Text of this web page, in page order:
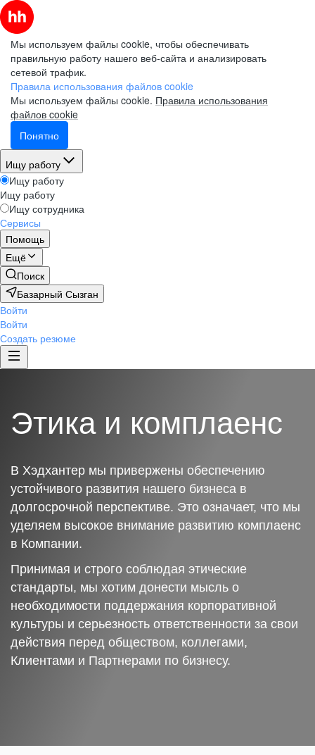
Мы используем файлы cookie, чтобы обеспечивать
правильную работу нашего веб-сайта и анализировать
сетевой трафик.
Правила использования файлов cookie
Мы используем файлы cookie. Правила использования
файлов cookie
Понятно
Ищу работу
Ищу работу
Ищу работу
Ищу сотрудника
Сервисы
Помощь
Ещё
Поиск
Базарный Сызган
Войти
Войти
Создать резюме
Этика и комплаенс
В Хэдхантер мы привержены обеспечению
устойчивого развития нашего бизнеса в
долгосрочной перспективе. Это означает, что мы
уделяем высокое внимание развитию комплаенс
в Компании.
Принимая и строго соблюдая этические
стандарты, мы хотим донести мысль о
необходимости поддержания корпоративной
культуры и серьезность ответственности за свои
действия перед обществом, коллегами,
Клиентами и Партнерами по бизнесу.